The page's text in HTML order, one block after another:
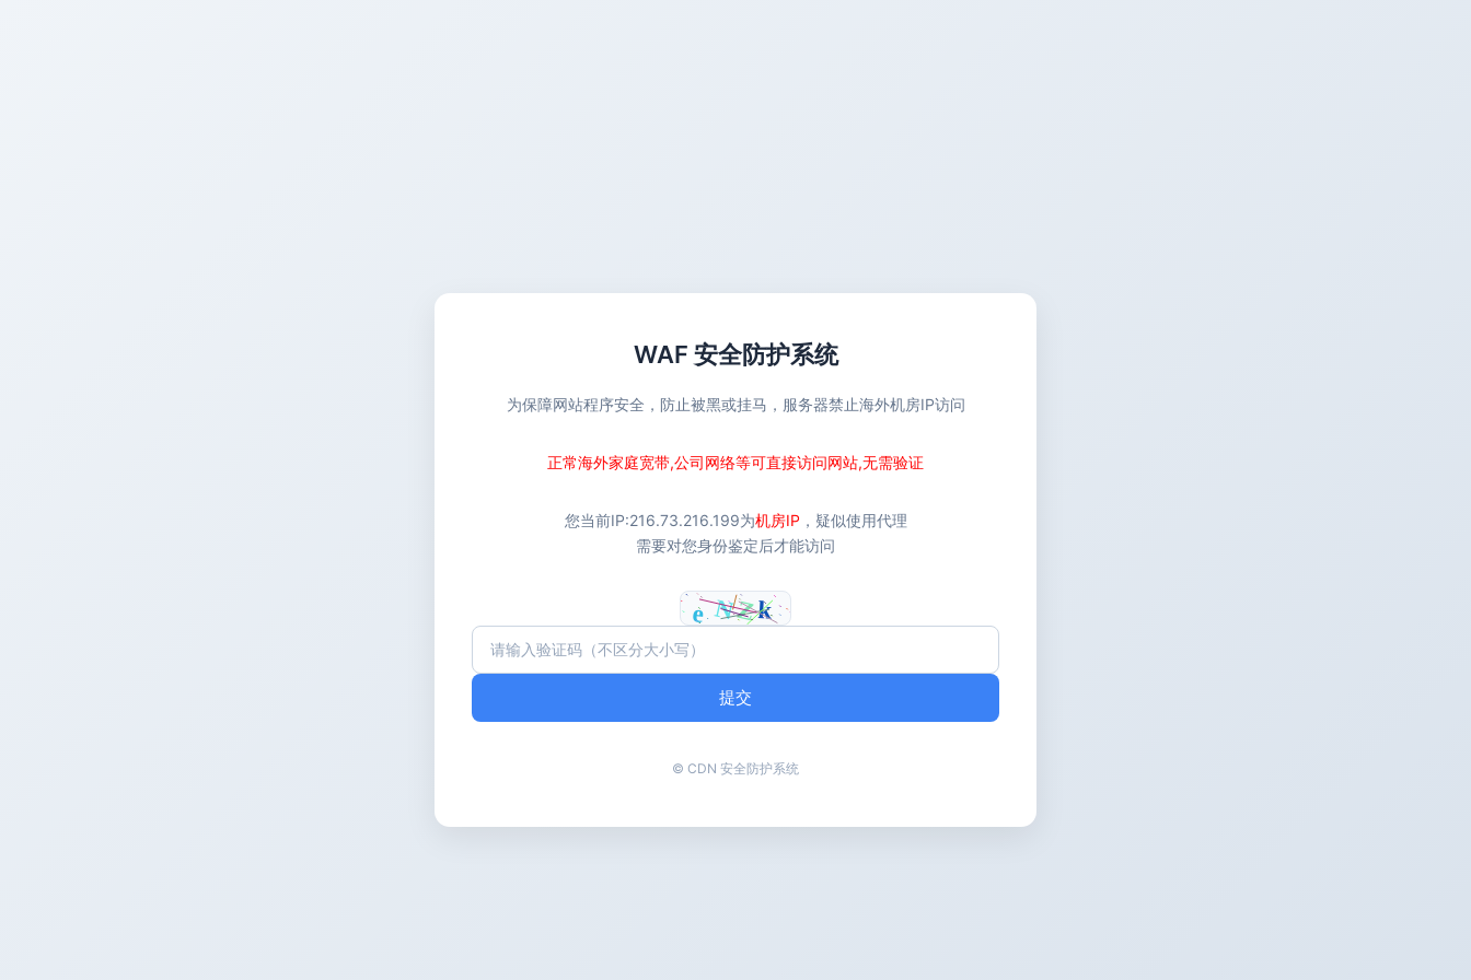
WAF 安全防护系统
为保障网站程序安全，防止被黑或挂马，服务器禁止海外机房IP访问
正常海外家庭宽带,公司网络等可直接访问网站,无需验证
您当前IP:216.73.216.199为机房IP ，疑似使用代理
需要对您身份鉴定后才能访问
提交
© CDN 安全防护系统